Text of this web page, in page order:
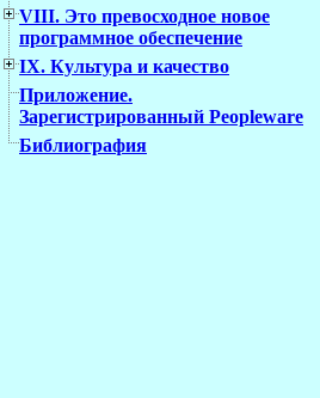
VIII. Это превосходное новое
программное обеспечение
IX. Культура и качество
Приложение.
Зарегистрированный Peopleware
Библиография